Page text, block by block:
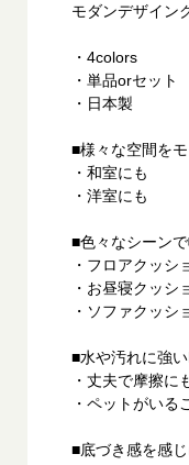
モダンデザイン
・4colors
・単品orセット
・日本製
■様々な空間を
・和室にも
・洋室にも
■色々なシーン
・フロアクッシ
・お昼寝クッシ
・ソファクッシ
■水や汚れに強
・丈夫で摩擦に
・ペットがいる
■底づき感を感